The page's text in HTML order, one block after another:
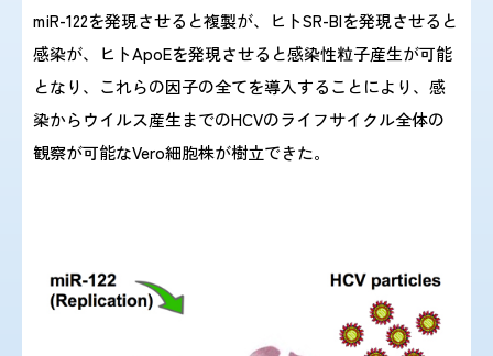
miR-122を発現させると複製が、ヒトSR-BIを発現させると
感染が、ヒトApoEを発現させると感染性粒子産生が可能
となり、これらの因子の全てを導入することにより、感
染からウイルス産生までのHCVのライフサイクル全体の
観察が可能なVero細胞株が樹立できた。